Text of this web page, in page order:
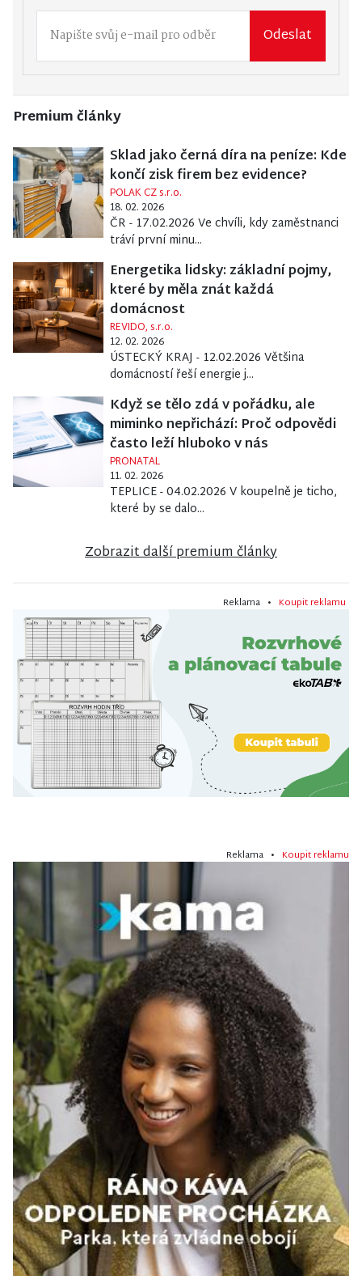
Odeslat
Premium články
Sklad jako černá díra na peníze: Kde
končí zisk firem bez evidence?
POLAK CZ s.r.o.
18. 02. 2026
ČR - 17.02.2026 Ve chvíli, kdy zaměstnanci
tráví první minu...
Energetika lidsky: základní pojmy,
které by měla znát každá
domácnost
REVIDO, s.r.o.
12. 02. 2026
ÚSTECKÝ KRAJ - 12.02.2026 Většina
domácností řeší energie j...
Když se tělo zdá v pořádku, ale
miminko nepřichází: Proč odpovědi
často leží hluboko v nás
PRONATAL
11. 02. 2026
TEPLICE - 04.02.2026 V koupelně je ticho,
které by se dalo...
Zobrazit další premium články
Reklama • Koupit reklamu
Reklama • Koupit reklamu